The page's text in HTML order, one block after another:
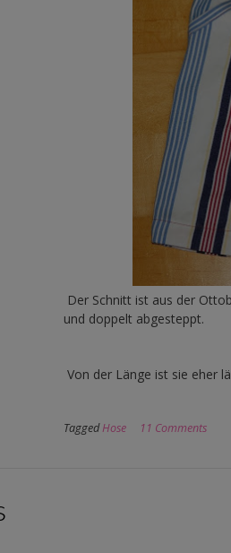
Der Schnitt ist aus der
und doppelt abgesteppt.
Von der Länge ist sie eher
TaggedHose 11 Comments